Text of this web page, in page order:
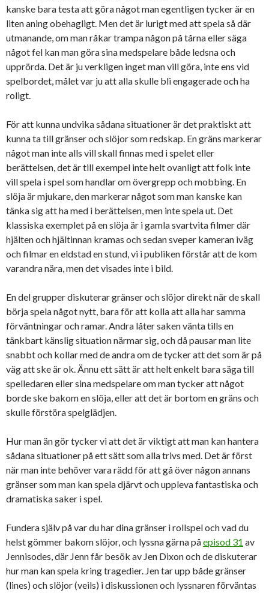
kanske bara testa att göra något man egentligen tycker är en
liten aning obehagligt. Men det är lurigt med att spela så där
utmanande, om man råkar trampa någon på tårna eller säga
något fel kan man göra sina medspelare både ledsna och
upprörda. Det är ju verkligen inget man vill göra, inte ens vid
spelbordet, målet var ju att alla skulle bli engagerade och ha
roligt.
För att kunna undvika sådana situationer är det praktiskt att
kunna ta till gränser och slöjor som redskap. En gräns markerar
något man inte alls vill skall finnas med i spelet eller
berättelsen, det är till exempel inte helt ovanligt att folk inte
vill spela i spel som handlar om övergrepp och mobbing. En
slöja är mjukare, den markerar något som man kanske kan
tänka sig att ha med i berättelsen, men inte spela ut. Det
klassiska exemplet på en slöja är i gamla svartvita filmer där
hjälten och hjältinnan kramas och sedan sveper kameran iväg
och filmar en eldstad en stund, vi i publiken förstår att de kom
varandra nära, men det visades inte i bild.
En del grupper diskuterar gränser och slöjor direkt när de skall
börja spela något nytt, bara för att kolla att alla har samma
förväntningar och ramar. Andra låter saken vänta tills en
tänkbart känslig situation närmar sig, och då pausar man lite
snabbt och kollar med de andra om de tycker att det som är på
väg att ske är ok. Ännu ett sätt är att helt enkelt bara säga till
spelledaren eller sina medspelare om man tycker att något
borde ske bakom en slöja, eller att det är bortom en gräns och
skulle förstöra spelglädjen.
Hur man än gör tycker vi att det är viktigt att man kan hantera
sådana situationer på ett sätt som alla trivs med. Det är först
när man inte behöver vara rädd för att gå över någon annans
gränser som man kan spela djärvt och uppleva fantastiska och
dramatiska saker i spel.
Fundera själv på var du har dina gränser i rollspel och vad du
helst gömmer bakom slöjor, och lyssna gärna påepisod 31 av
Jennisodes, där Jenn får besök av Jen Dixon och de diskuterar
hur man kan spela kring tragedier. Jen tar upp både gränser
(lines) och slöjor (veils) i diskussionen och lyssnaren förväntas